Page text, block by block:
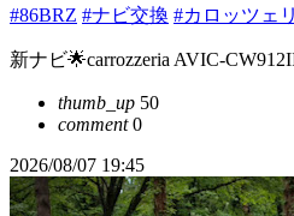
#86BRZ #ナビ交換 #カロッツェ
新ナビ🌟carrozzeria AVIC-
thumb_up 50
comment0
2026/08/07 19:45